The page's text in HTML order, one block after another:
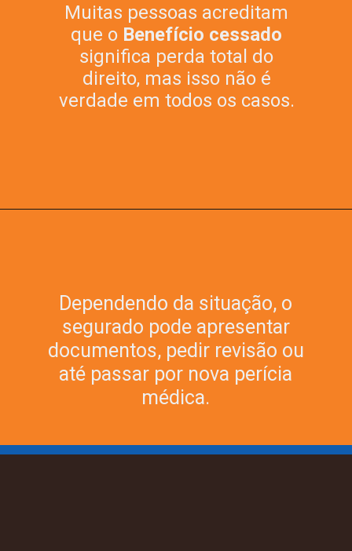
Muitas pessoas acreditam
que o Benefício cessado
significa perda total do
direito, mas isso não é
verdade em todos os casos.
Dependendo da situação, o
segurado pode apresentar
documentos, pedir revisão ou
até passar por nova perícia
médica.